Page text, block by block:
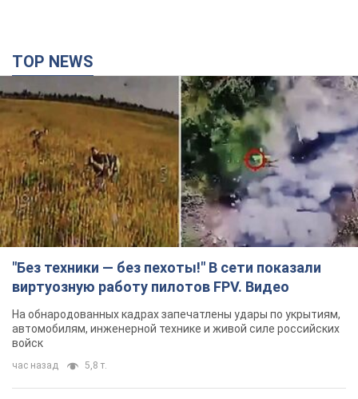
"Без техники — без пехоты!" В сети показали
виртуозную работу пилотов FPV. Видео
На обнародованных кадрах запечатлены удары по укрытиям,
автомобилям, инженерной технике и живой силе российских
войск
час назад 5,8 т.
Schubert в Житомире. Фото
Когда предприятие возобновит работу, пока неизвестно
2 часа назад 9,2 т.
Киево-Печерскую лавру закроют 80-метровым
"монстром"? Почему киевские власти